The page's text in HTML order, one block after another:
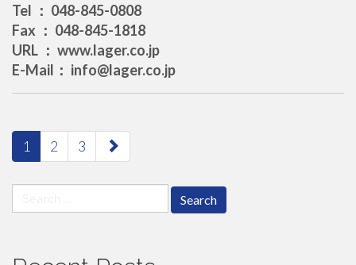
Tel ： 048-845-0808
Fax ： 048-845-1818
URL ： www.lager.co.jp
E-Mail： info@lager.co.jp
paging-
navigation
1 2 3
for: